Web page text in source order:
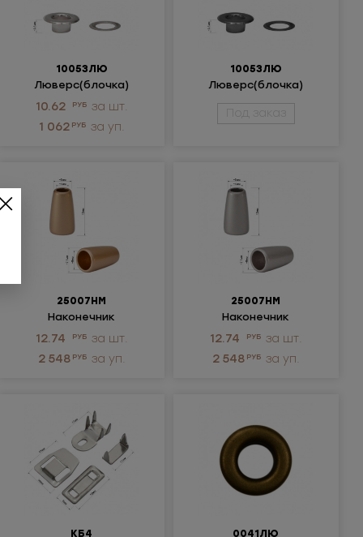
10053ЛЮ
Люверс(блочка)
металлический
10.62 РУБ за шт.
1 062 РУБ за уп.
10053ЛЮ
Люверс(блочка)
металлический
Под заказ
25007НМ
Наконечник
металлический
12.74 РУБ за шт.
2 548 РУБ за уп.
25007НМ
Наконечник
металлический
12.74 РУБ за шт.
2 548 РУБ за уп.
КБ4 0041ЛЮ